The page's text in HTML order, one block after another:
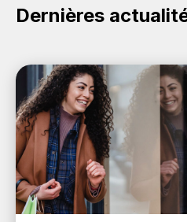
Dernières